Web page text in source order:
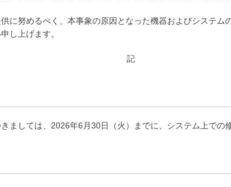
に努めるべく、本事象の原因となった機器およびシステム
し上げます。
記
ましては、2026年6月30日（火）までに、システム上での